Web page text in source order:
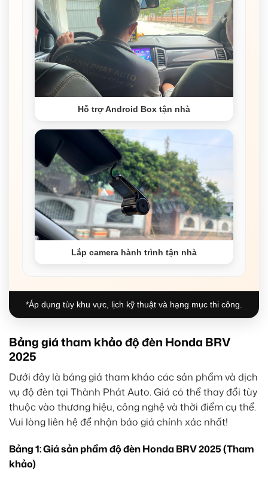
Hỗ trợ Android Box tận nhà
Lắp camera hành trình tận nhà
*Áp dụng tùy khu vực, lịch kỹ thuật và hạng mục thi công.
Bảng giá tham khảo độ đèn Honda BRV
2025
Dưới đây là bảng giá tham khảo các sản phẩm và dịch
vụ độ đèn tại Thành Phát Auto. Giá có thể thay đổi tùy
thuộc vào thương hiệu, công nghệ và thời điểm cụ thể.
Vui lòng liên hệ để nhận báo giá chính xác nhất!
Bảng 1: Giá sản phẩm độ đèn Honda BRV 2025 (Tham
khảo)